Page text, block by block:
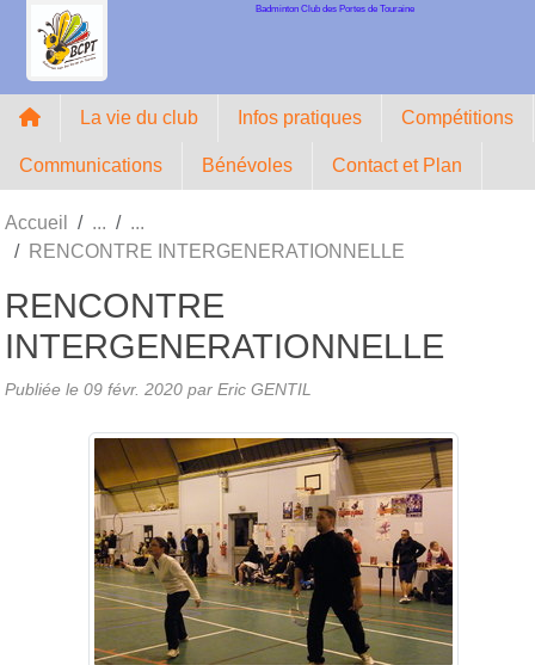
Badminton Club des Portes de Touraine
La vie du club Infos pratiques Compétitions
Communications Bénévoles Contact et Plan
Accueil
RENCONTRE INTERGENERATIONNELLE
RENCONTRE
INTERGENERATIONNELLE
Publiée le 09 févr. 2020 par Eric GENTIL
Panneau de gestion des cookies